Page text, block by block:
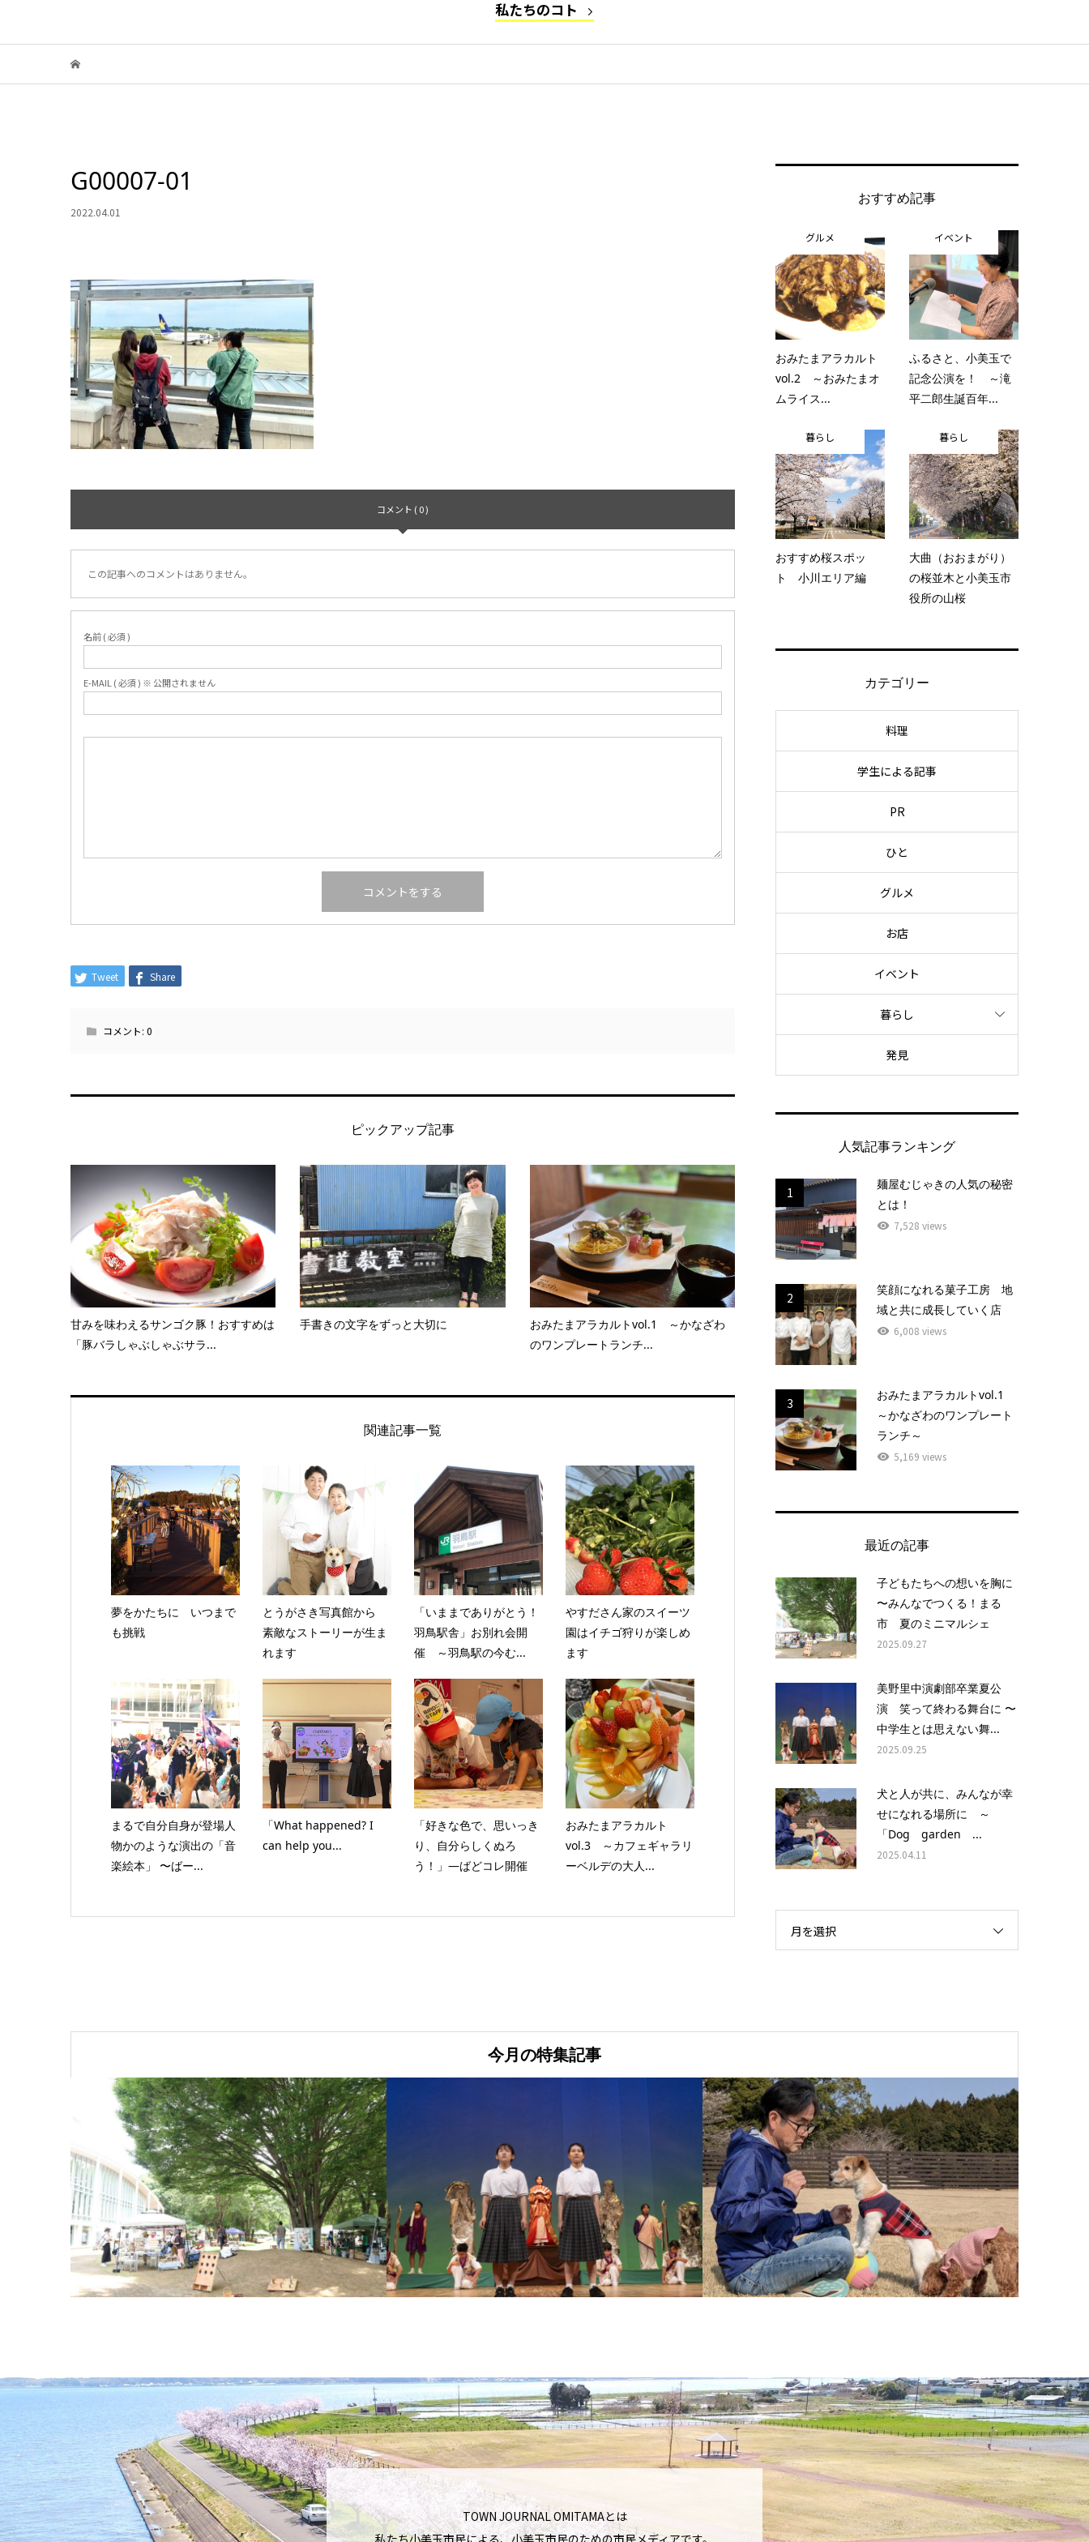
私たちのコト
G00007-01
2022.04.01
コメント ( 0 )
この記事へのコメントはありません。
名前 ( 必須 )
E-MAIL ( 必須 ) ※ 公開されません
Tweet Share
コメント: 0
ピックアップ記事
甘みを味わえるサンゴク豚！おすすめは
「豚バラしゃぶしゃぶサラ...
手書きの文字をずっと大切に
おみたまアラカルトvol.1 ～かなざわ
のワンプレートランチ...
関連記事一覧
夢をかたちに いつまで
も挑戦
とうがさき写真館から
素敵なストーリーが生ま
れます
「いままでありがとう！
羽鳥駅舎」お別れ会開
催 ～羽鳥駅の今む...
やすださん家のスイーツ
園はイチゴ狩りが楽しめ
ます
まるで自分自身が登場人
物かのような演出の「音
楽絵本」 〜ばー...
「What happened? I
can help you...
「好きな色で、思いっき
り、自分らしくぬろ
う！」―ばどコレ開催
おみたまアラカルト
vol.3 ～カフェギャラリ
ーベルデの大人...
おすすめ記事
グルメ
おみたまアラカルト
vol.2 ～おみたまオ
ムライス...
イベント
ふるさと、小美玉で
記念公演を！ ～滝
平二郎生誕百年...
暮らし
おすすめ桜スポッ
ト 小川エリア編
暮らし
大曲（おおまがり）
の桜並木と小美玉市
役所の山桜
カテゴリー
料理
学生による記事
PR
ひと
グルメ
お店
イベント
暮らし
発見
人気記事ランキング
1
麺屋むじゃきの人気の秘密
とは！
7,528 views
2
笑顔になれる菓子工房 地
域と共に成長していく店
6,008 views
3
おみたまアラカルトvol.1
～かなざわのワンプレート
ランチ～
5,169 views
最近の記事
子どもたちへの想いを胸に
〜みんなでつくる！まる
市 夏のミニマルシェ
2025.09.27
美野里中演劇部卒業夏公
演 笑って終わる舞台に 〜
中学生とは思えない舞...
2025.09.25
犬と人が共に、みんなが幸
せになれる場所に ～
「Dog garden ...
2025.04.11
月を選択
今月の特集記事
TOWN JOURNAL OMITAMAとは